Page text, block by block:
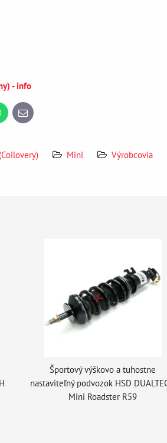
- info
E-
mail
Mini Výrobcovia
Športový výškovo a tuhostne
nastaviteľný podvozok HSD
Mini Roadster R59